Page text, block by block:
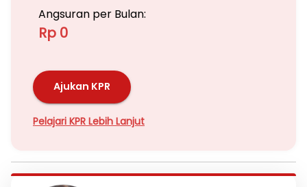
Angsuran per Bulan:
Rp 0
Ajukan KPR
Pelajari KPR Lebih Lanjut